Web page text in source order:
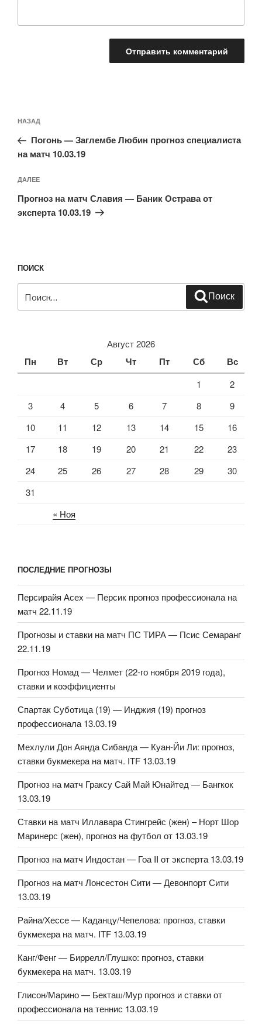
по
записям
Предыдущая
запись:
НАЗАД
Погонь — Заглембе Любин прогноз специалиста
на матч 10.03.19
Следующая
запись
ДАЛЕЕ
Прогноз на матч Славия — Баник Острава от
эксперта 10.03.19
ПОИСК
Поиск
Август 2026
Пн Вт Ср Чт Пт Сб Вс
« Ноя
1
2
3
4 5 6 7 8
9
10
11 12 13 14 15
16
17
18 19 20 21 22
23
24
25 26 27 28 29
30
31
ПОСЛЕДНИЕ ПРОГНОЗЫ
Персирайя Асех — Персик прогноз профессионала на
матч 22.11.19
Прогнозы и ставки на матч ПС ТИРА — Псис Семаранг
22.11.19
Прогноз Номад — Челмет (22-го ноября 2019 года),
ставки и коэффициенты
Спартак Суботица (19) — Инджия (19) прогноз
профессионала 13.03.19
Мехлули Дон Аянда Сибанда — Куан-Йи Ли: прогноз,
ставки букмекера на матч. ITF 13.03.19
Прогноз на матч Граксу Сай Май Юнайтед — Бангкок
13.03.19
Ставки на матч Иллавара Стингрейс (жен) – Норт Шор
Маринерс (жен), прогноз на футбол от 13.03.19
Прогноз на матч Индостан — Гоа II от эксперта 13.03.19
Прогноз на матч Лонсестон Сити — Девонпорт Сити
13.03.19
Райна/Хессе — Каданцу/Чепелова: прогноз, ставки
букмекера на матч. ITF 13.03.19
Канг/Фенг — Биррелл/Глушко: прогноз, ставки
букмекера на матч. 13.03.19
Глисон/Марино — Бекташ/Мур прогноз и ставки от
профессионала на теннис 13.03.19